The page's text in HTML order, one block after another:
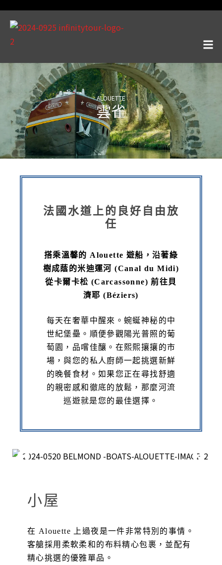
ALOUETTE
雲雀
法國水道上的良好自由放
任
搭乘溫馨的 Alouette 遊船，沿著綠
樹成蔭的米迪運河 (Canal du Midi)
從卡爾卡松 (Carcassonne) 前往貝
濟耶 (Béziers)
每天在奢華中醒來。蜿蜒神秘的中
世紀堡壘。順便參觀陽光普照的葡
萄園，品嚐佳釀。在熙熙攘攘的市
場，與您的私人廚師一起挑選新鮮
的晚餐食材。如果您正在尋找舒適
的親密感和徹底的放鬆，那麼河流
巡遊就是您的最佳選擇。
小屋
在 Alouette 上過夜是一件非常特別的事情。
客艙採用柔軟柔和的布料精心包裹，並配有
精心挑選的優雅單品。